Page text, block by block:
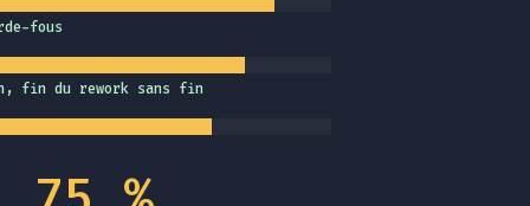
fous
fin du rework sans fin